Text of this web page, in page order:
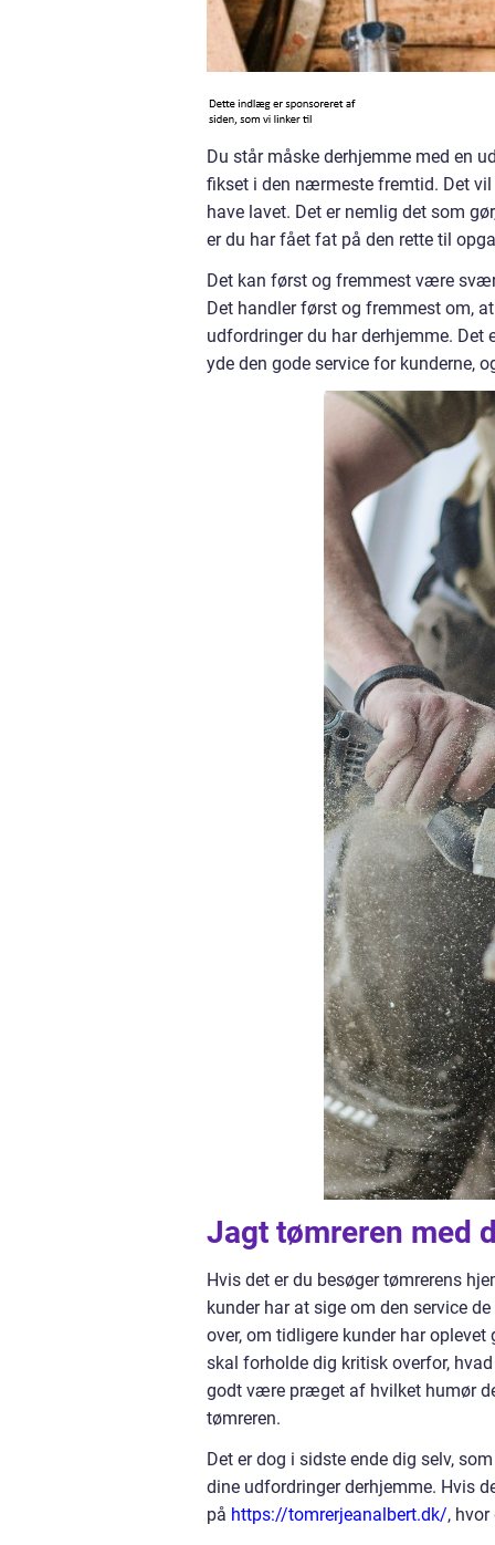
Du står måske derhjemme med en
fikset i den nærmeste fremtid. Det
have lavet. Det er nemlig det som
er du har fået fat på den rette til
Det kan først og fremmest være
Det handler først og fremmest om,
udfordringer du har derhjemme.
yde den gode service for kunderne,
Jagt tømreren med
Hvis det er du besøger tømrerens
kunder har at sige om den service
over, om tidligere kunder har
skal forholde dig kritisk overfor,
godt være præget af hvilket humør
tømreren.
Det er dog i sidste ende dig selv,
dine udfordringer derhjemme. Hvis
på https://tomrerjeanalbert.dk/,